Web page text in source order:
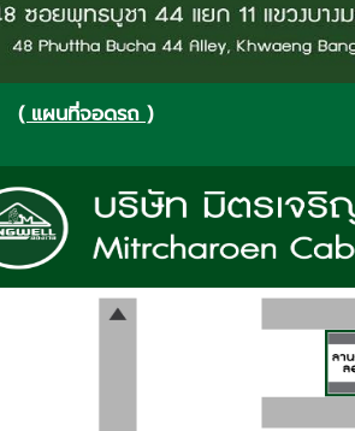
( แผนที่จอดรถ )